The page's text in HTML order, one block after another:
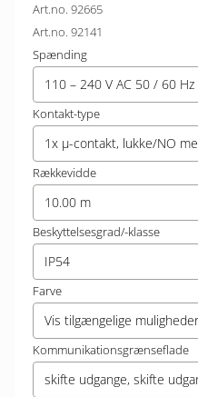
Art.no. 92665
Art.no. 92141
Spænding
110 – 240 V AC 50 / 60 Hz
Kontakt-type
1x µ-contakt, lukke/NO
Rækkevidde
10.00 m
Beskyttelsesgrad/-klasse
IP54
Farve
Vis tilgængelige muligheder
Kommunikationsgrænseflade
skifte udgange, skifte